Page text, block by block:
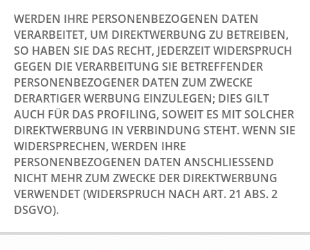
WERDEN IHRE PERSONENBEZOGENEN DATEN
VERARBEITET, UM DIREKTWERBUNG ZU BETREIBEN,
SO HABEN SIE DAS RECHT, JEDERZEIT WIDERSPRUCH
GEGEN DIE VERARBEITUNG SIE BETREFFENDER
PERSONENBEZOGENER DATEN ZUM ZWECKE
DERARTIGER WERBUNG EINZULEGEN; DIES GILT
AUCH FÜR DAS PROFILING, SOWEIT ES MIT SOLCHER
DIREKTWERBUNG IN VERBINDUNG STEHT. WENN SIE
WIDERSPRECHEN, WERDEN IHRE
PERSONENBEZOGENEN DATEN ANSCHLIESSEND
NICHT MEHR ZUM ZWECKE DER DIREKTWERBUNG
VERWENDET (WIDERSPRUCH NACH ART. 21 ABS. 2
DSGVO).